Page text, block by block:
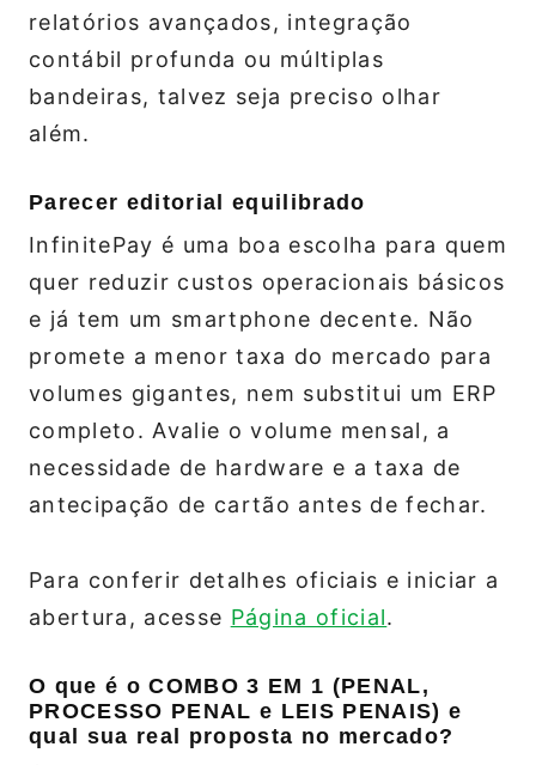
relatórios avançados, integração
contábil profunda ou múltiplas
bandeiras, talvez seja preciso olhar
além.
Parecer editorial equilibrado
InfinitePay é uma boa escolha para quem
quer reduzir custos operacionais básicos
e já tem um smartphone decente. Não
promete a menor taxa do mercado para
volumes gigantes, nem substitui um ERP
completo. Avalie o volume mensal, a
necessidade de hardware e a taxa de
antecipação de cartão antes de fechar.
Para conferir detalhes oficiais e iniciar a
abertura, acesse Página oficial.
O que é o COMBO 3 EM 1 (PENAL,
PROCESSO PENAL e LEIS PENAIS) e
qual sua real proposta no mercado?